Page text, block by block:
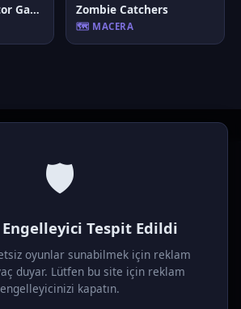
Tank War Simulator Game Zombie Catchers
🗺️ MACERA
🛡️
Tespit Edildi
oyunlar sunabilmek için reklam
duyar. Lütfen bu site için reklam
engelleyicinizi kapatın.
oyunlar! Aksiyon, bulmaca, spor ve